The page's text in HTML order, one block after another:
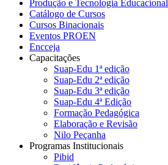
Produção e Tecnologia Educacional
Catálogo de Cursos
Cursos Binacionais
Eventos PROEN
Encceja
Capacitações
Suap-Edu 1ª edição
Suap-Edu 2ª edição
Suap-Edu 3ª edição
Suap-Edu 4ª Edição
Formação Pedagógica
Elaboração e Revisão
Nilo Peçanha
Programas Institucionais
Pibid